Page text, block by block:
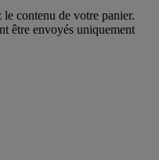
contenu de votre panier.
être envoyés uniquement